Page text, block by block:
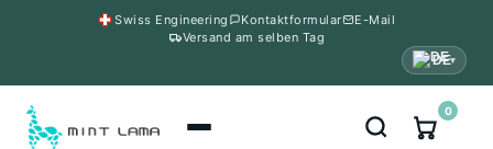
Swiss Engineering Kontaktformular
E-Mail
Versand am selben Tag
DE▾
0